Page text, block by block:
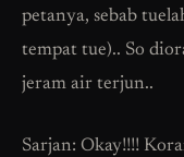
petanya, sebab
tempat tue).. So
jeram air terjun..
Sarjan: Okay!!!!